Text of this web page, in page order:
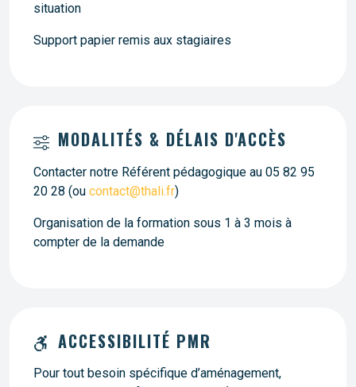
situation
Support papier remis aux stagiaires
MODALITÉS & DÉLAIS D'ACCÈS
Contacter notre Référent pédagogique au 05 82 95
20 28 (ou contact@thali.fr)
Organisation de la formation sous 1 à 3 mois à
compter de la demande
ACCESSIBILITÉ PMR
Pour tout besoin spécifique d’aménagement,